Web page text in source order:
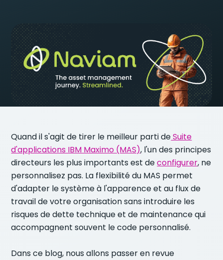
Quand il s'agit de tirer le meilleur parti deSuite
d'applications IBM Maximo (MAS), l'un des principes
directeurs les plus importants est deconfigurer, ne
personnalisez pas. La flexibilité du MAS permet
d'adapter le système à l'apparence et au flux de
travail de votre organisation sans introduire les
risques de dette technique et de maintenance qui
accompagnent souvent le code personnalisé.
Dans ce blog, nous allons passer en revue